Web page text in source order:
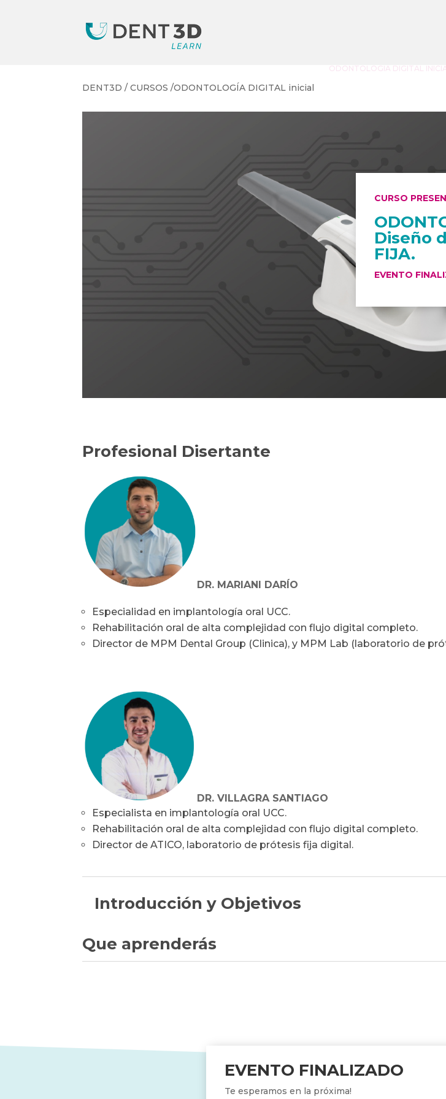
ODONTOLOGÍA DIGITAL
DENT3D / CURSOS /ODONTOLOGÍA DIGITAL inicial
CURSO
Diseño
FIJA.
EVENTO
Profesional Disertante
DR. MARIANI DARÍO
Especialidad en implantología oral UCC.
Rehabilitación oral de alta complejidad con flujo digital completo.
Director de MPM Dental Group (Clinica), y MPM Lab (laboratorio de
DR. VILLAGRA SANTIAGO
Especialista en implantología oral UCC.
Rehabilitación oral de alta complejidad con flujo digital completo.
Director de ATICO, laboratorio de prótesis fija digital.
Introducción y Objetivos
Que aprenderás
EVENTO FINALIZADO
Te esperamos en la próxima!